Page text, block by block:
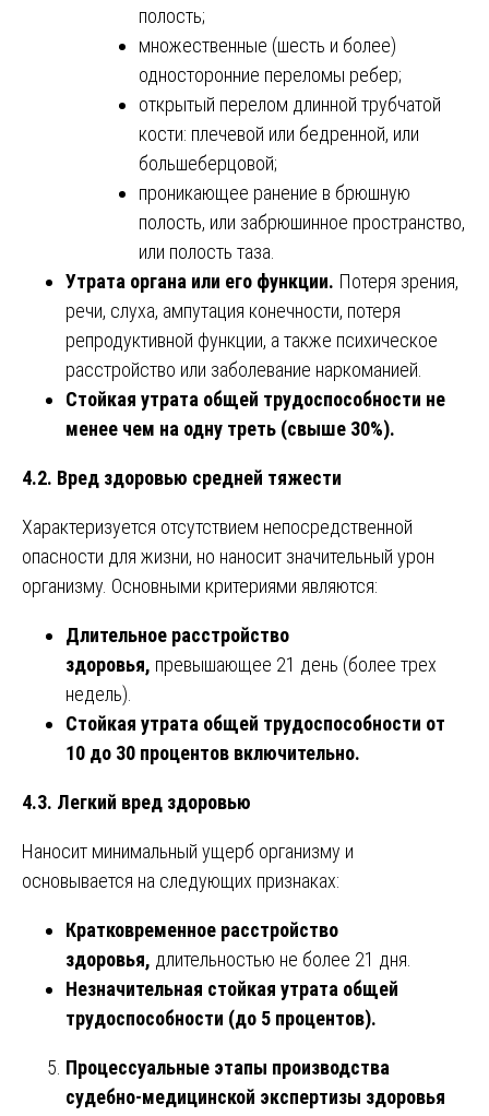
полость;
множественные (шесть и более)
односторонние переломы ребер;
открытый перелом длинной трубчатой
кости: плечевой или бедренной, или
большеберцовой;
проникающее ранение в брюшную
полость, или забрюшинное пространство,
или полость таза.
Утрата органа или его функции. Потеря зрения,
речи, слуха, ампутация конечности, потеря
репродуктивной функции, а также психическое
расстройство или заболевание наркоманией.
Стойкая утрата общей трудоспособности не
менее чем на одну треть (свыше 30%).
4.2. Вред здоровью средней тяжести
Характеризуется отсутствием непосредственной
опасности для жизни, но наносит значительный урон
организму. Основными критериями являются:
Длительное расстройство
здоровья, превышающее 21 день (более трех
недель).
Стойкая утрата общей трудоспособности от
10 до 30 процентов включительно.
4.3. Легкий вред здоровью
Наносит минимальный ущерб организму и
основывается на следующих признаках:
Кратковременное расстройство
здоровья, длительностью не более 21 дня.
Незначительная стойкая утрата общей
трудоспособности (до 5 процентов).
Процессуальные этапы производства
судебно-медицинской экспертизы здоровья